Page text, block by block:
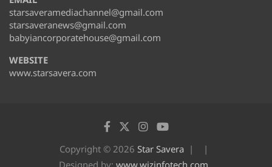
starsaveramediachannel@gmail.com
starsaveranews@gmail.com
babyiancorporatehouse@gmail.com
WEBSITE
www.starsavera.com
Copyright © 2026 Star Savera